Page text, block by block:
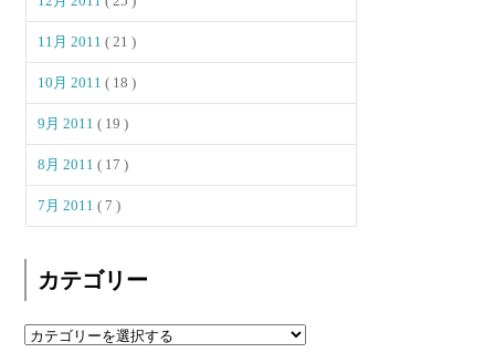
11月 2011( 21 )
10月 2011( 18 )
9月 2011( 19 )
8月 2011( 17 )
7月 2011( 7 )
カテゴリー